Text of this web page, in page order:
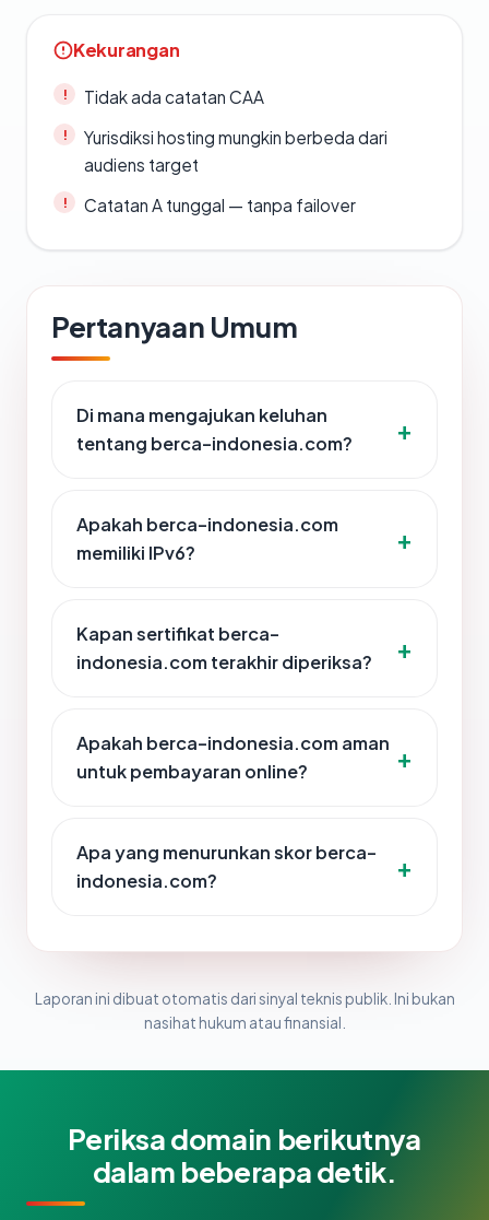
Kekurangan
Tidak ada catatan CAA
Yurisdiksi hosting mungkin berbeda dari
audiens target
Catatan A tunggal — tanpa failover
Pertanyaan Umum
Di mana mengajukan keluhan
tentang berca-indonesia.com?
Apakah berca-indonesia.com
memiliki IPv6?
Kapan sertifikat berca-
indonesia.com terakhir diperiksa?
Apakah berca-indonesia.com aman
untuk pembayaran online?
Apa yang menurunkan skor berca-
indonesia.com?
Laporan ini dibuat otomatis dari sinyal teknis publik. Ini bukan
nasihat hukum atau finansial.
Periksa domain berikutnya
dalam beberapa detik.